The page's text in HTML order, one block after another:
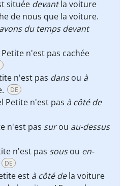
située devantla voiture
de nous que la voiture.
du temps devant
n'est pas cachée
n'est pas dansou à
DE
Petite n'est pas à côté de
n'est pas surou au-dessus
n'est pas sousou en-
DE
est à côté dela voiture